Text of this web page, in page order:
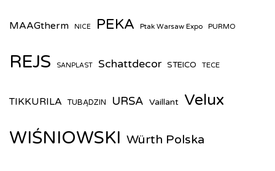
MAAGtherm NICE PEKA Ptak Warsaw Expo PURMO
REJS SANPLAST Schattdecor STEICO TECE
TIKKURILA TUBĄDZIN URSA Vaillant Velux
WIŚNIOWSKI Würth Polska